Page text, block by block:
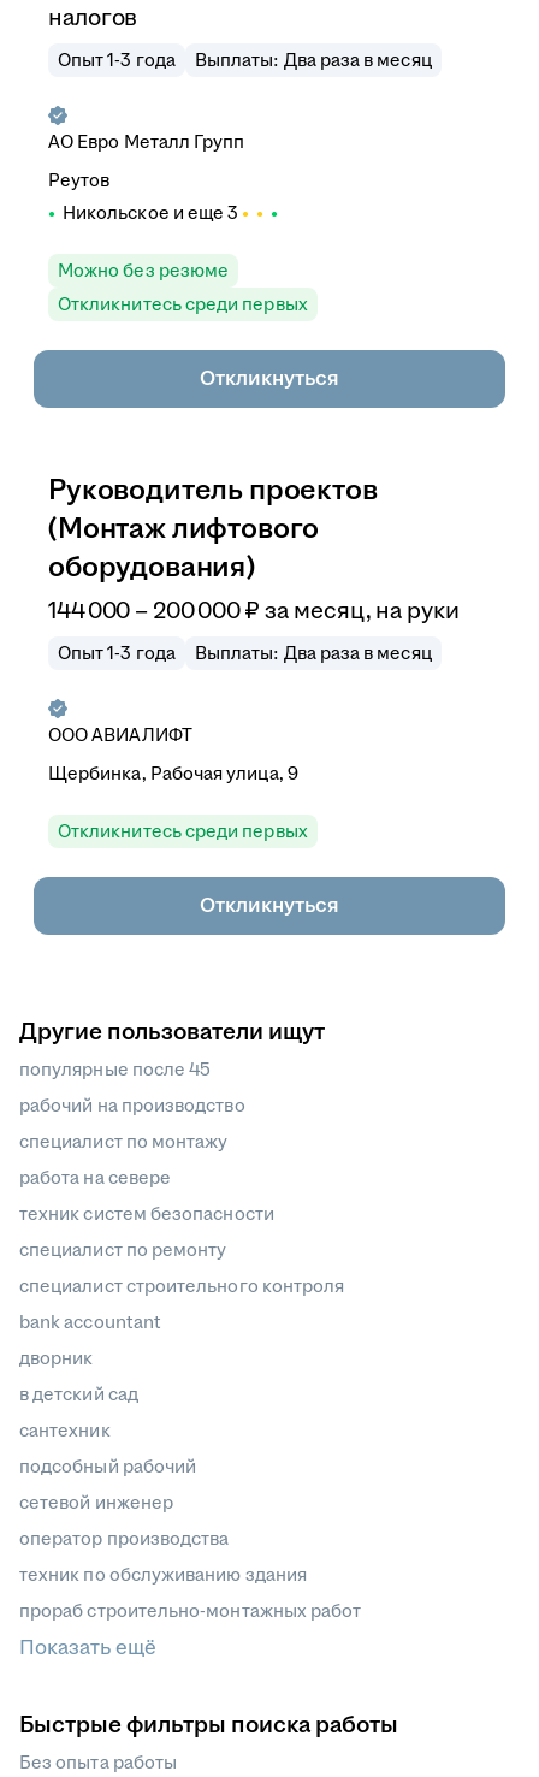
налогов
Опыт 1-3 года Выплаты: Два раза в месяц
АО Евро Металл Групп
Реутов
Никольское и еще 3
Можно без резюме
Откликнитесь среди первых
Откликнуться
Руководитель проектов
(Монтаж лифтового
оборудования)
144 000 – 200 000₽ за месяц, на руки
Опыт 1-3 года Выплаты: Два раза в месяц
ОООАВИАЛИФТ
Щербинка, Рабочая улица, 9
Откликнитесь среди первых
Откликнуться
Другие пользователи ищут
популярные после 45
рабочий на производство
специалист по монтажу
работа на севере
техник систем безопасности
специалист по ремонту
специалист строительного контроля
bank accountant
дворник
в детский сад
сантехник
подсобный рабочий
сетевой инженер
оператор производства
техник по обслуживанию здания
прораб строительно-монтажных работ
Показать ещё
Быстрые фильтры поиска работы
Без опыта работы